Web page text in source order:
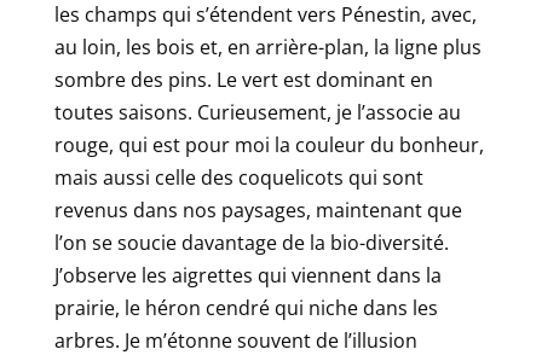
les champs qui s’étendent vers Pénestin, avec,
au loin, les bois et, en arrière-plan, la ligne plus
sombre des pins. Le vert est dominant en
toutes saisons. Curieusement, je l’associe au
rouge, qui est pour moi la couleur du bonheur,
mais aussi celle des coquelicots qui sont
revenus dans nos paysages, maintenant que
l’on se soucie davantage de la bio-diversité.
J’observe les aigrettes qui viennent dans la
prairie, le héron cendré qui niche dans les
arbres. Je m’étonne souvent de l’illusion